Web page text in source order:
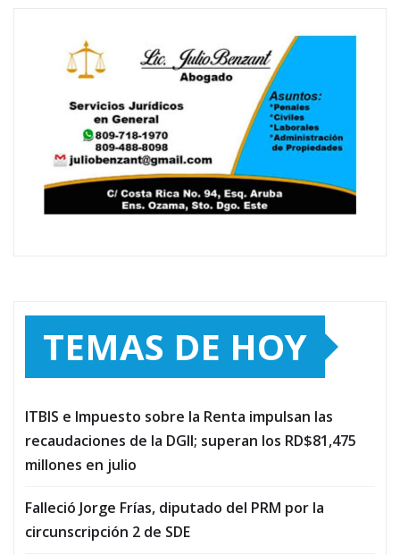
TEMAS DE HOY
ITBIS e Impuesto sobre la Renta impulsan las
recaudaciones de la DGII; superan los RD$81,475
millones en julio
Falleció Jorge Frías, diputado del PRM por la
circunscripción 2 de SDE